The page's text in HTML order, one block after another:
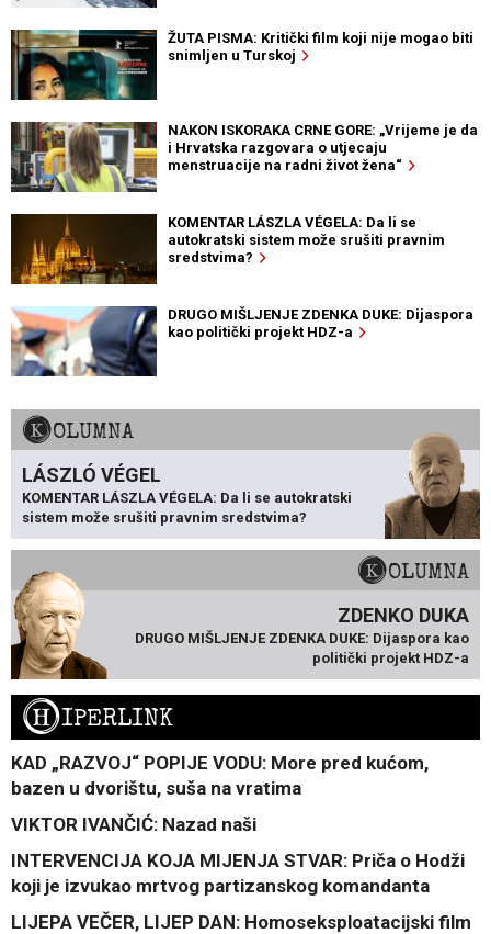
ŽUTA PISMA: Kritički film koji nije mogao biti
snimljen u Turskoj
NAKON ISKORAKA CRNE GORE: „Vrijeme je da
i Hrvatska razgovara o utjecaju
menstruacije na radni život žena“
KOMENTAR LÁSZLA VÉGELA: Da li se
autokratski sistem može srušiti pravnim
sredstvima?
DRUGO MIŠLJENJE ZDENKA DUKE: Dijaspora
kao politički projekt HDZ-a
KOLUMNA
LÁSZLÓ VÉGEL
KOMENTAR LÁSZLA VÉGELA: Da li se autokratski
sistem može srušiti pravnim sredstvima?
KOLUMNA
ZDENKO DUKA
DRUGO MIŠLJENJE ZDENKA DUKE: Dijaspora kao
politički projekt HDZ-a
HIPERLINK
KAD „RAZVOJ“ POPIJE VODU: More pred kućom,
bazen u dvorištu, suša na vratima
VIKTOR IVANČIĆ: Nazad naši
INTERVENCIJA KOJA MIJENJA STVAR: Priča o Hodži
koji je izvukao mrtvog partizanskog komandanta
LIJEPA VEČER, LIJEP DAN: Homoseksploatacijski film